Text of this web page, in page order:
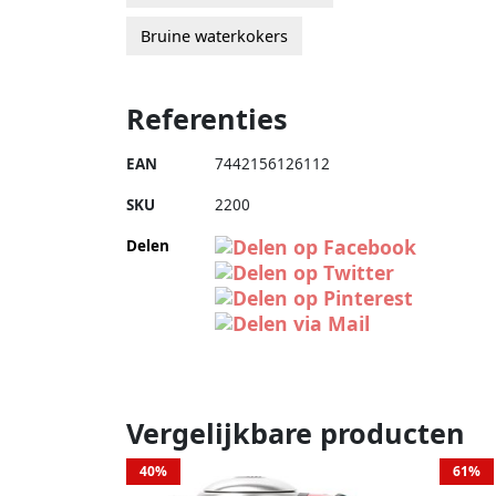
Bruine waterkokers
Referenties
EAN 7442156126112
SKU 2200
Delen
Vergelijkbare producten
40% 61%